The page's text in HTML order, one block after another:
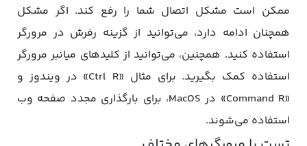
ممکن است مشکل اتصال شما را رفع کند. اگر مشکل
همچنان ادامه دارد، می‌توانید از گزینه رفرش در مرورگر
استفاده کنید. همچنین، می‌توانید از کلیدهای میانبر مرورگر
استفاده کمک بگیرید. برای مثال «Ctrl R» در ویندوز و
«Command R» در MacOS، برای بارگذاری مجدد صفحه وب
استفاده می‌شوند.